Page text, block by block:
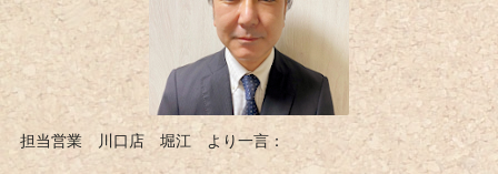
担当営業 川口店 堀江 より一言：